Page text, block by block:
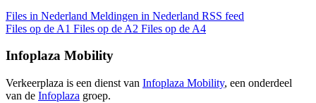
Files in Nederland Meldingen in Nederland RSS feed
Files op de A1 Files op de A2 Files op de A4
Infoplaza Mobility
Verkeerplaza is een dienst van Infoplaza Mobility, een onderdeel
van de Infoplaza groep.